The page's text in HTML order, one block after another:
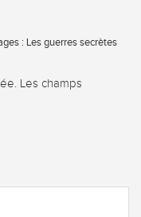
: Les guerres secrètes
Les champs